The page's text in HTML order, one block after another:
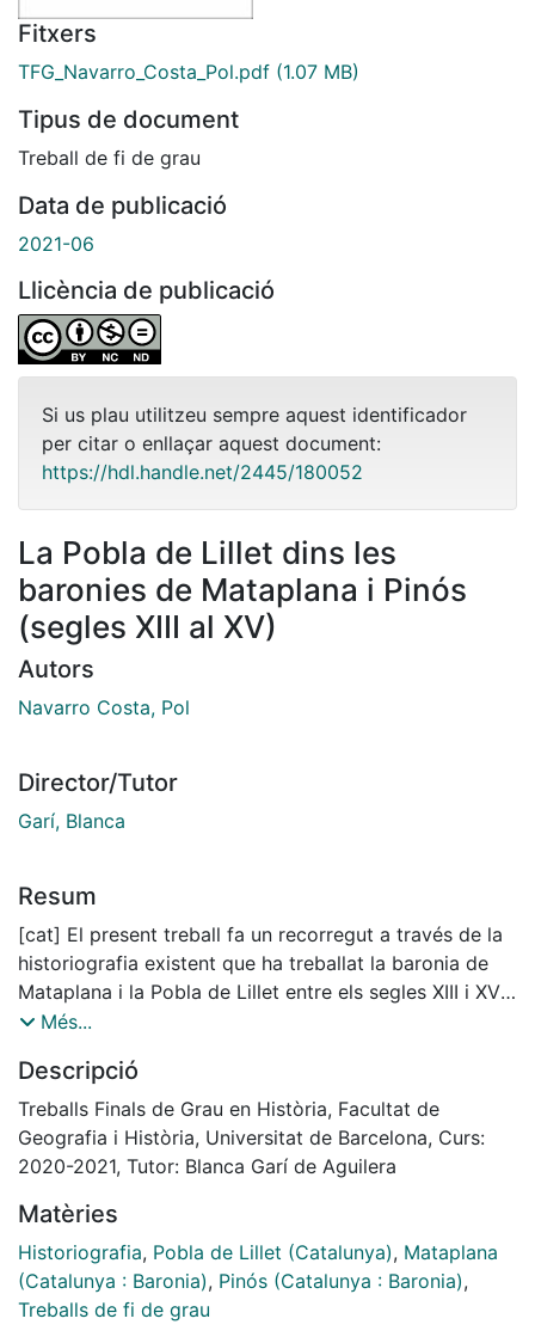
Fitxers
TFG_Navarro_Costa_Pol.pdf (1.07 MB)
Tipus de document
Treball de fi de grau
Data de publicació
2021-06
Llicència de publicació
Si us plau utilitzeu sempre aquest identificador
per citar o enllaçar aquest document:
https://hdl.handle.net/2445/180052
La Pobla de Lillet dins les
baronies de Mataplana i Pinós
(segles XIII al XV)
Autors
Navarro Costa, Pol
Director/Tutor
Garí, Blanca
Resum
[cat] El present treball fa un recorregut a través de la
historiografia existent que ha treballat la baronia de
Mataplana i la Pobla de Lillet entre els segles XIII i XV.
L’objectiu principal és obtenir una base sòlida de
puguin fundar posteriors estudis envers la temàtica
escollida. D’aquesta manera, aquest treball pretén ser
un punt i seguit en l’estudi d’aquest indret, que alhora
gaudeix d’un important fons documental en gran part
[spa] El presente trabajo hace un recorrido a través de
la historiografía que ha trabajado la baronía de
Mataplana y la Pobla de Lillet entre los siglos XII y XV.
El objetivo principal es obtener una base sólida de
Més...
Descripció
Treballs Finals de Grau en Història, Facultat de
Geografia i Història, Universitat de Barcelona, Curs:
2020-2021, Tutor: Blanca Garí de Aguilera
Matèries
Historiografia, Pobla de Lillet (Catalunya), Mataplana
(Catalunya : Baronia), Pinós (Catalunya : Baronia),
Treballs de fi de grau